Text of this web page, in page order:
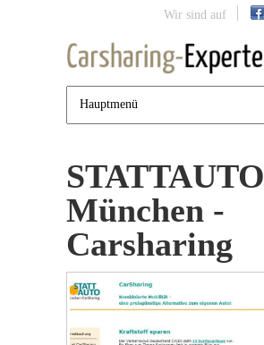
Jump to navigation
Wir sind auf
STATTAUTO
München -
Carsharing